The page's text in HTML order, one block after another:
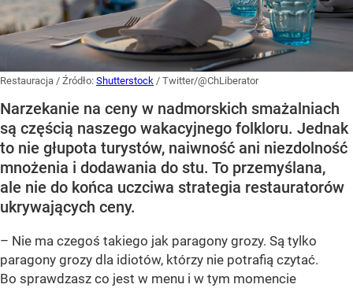
Restauracja / Źródło: Shutterstock / Twitter/@ChLiberator
Narzekanie na ceny w nadmorskich smażalniach
są częścią naszego wakacyjnego folkloru. Jednak
to nie głupota turystów, naiwność ani niezdolność
mnożenia i dodawania do stu. To przemyślana,
ale nie do końca uczciwa strategia restauratorów
ukrywających ceny.
– Nie ma czegoś takiego jak paragony grozy. Są tylko
paragony grozy dla idiotów, którzy nie potrafią czytać.
Bo sprawdzasz co jest w menu i w tym momencie